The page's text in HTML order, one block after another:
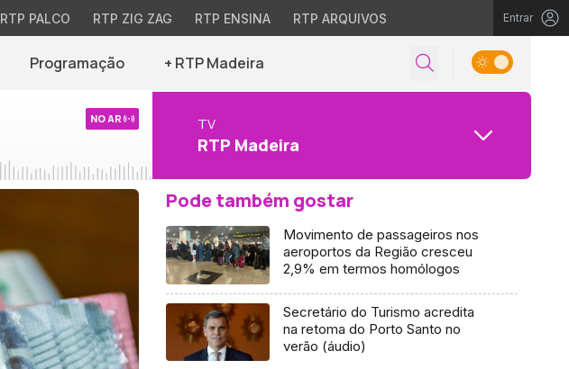
RTP PALCO RTP ZIG ZAG RTP ENSINA RTP ARQUIVOS Entrar
Programação + RTP Madeira
NO AR TV
RTP Madeira
Pode também gostar
Movimento de passageiros nos
aeroportos da Região cresceu
2,9% em termos homólogos
Secretário do Turismo acredita
na retoma do Porto Santo no
verão (áudio)